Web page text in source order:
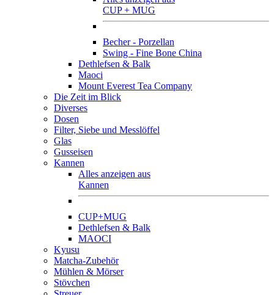
CUP + MUG
Becher - Porzellan
Swing - Fine Bone China
Dethlefsen & Balk
Maoci
Mount Everest Tea Company
Die Zeit im Blick
Diverses
Dosen
Filter, Siebe und Messlöffel
Glas
Gusseisen
Kannen
Alles anzeigen aus
Kannen
CUP+MUG
Dethlefsen & Balk
MAOCI
Kyusu
Matcha-Zubehör
Mühlen & Mörser
Stövchen